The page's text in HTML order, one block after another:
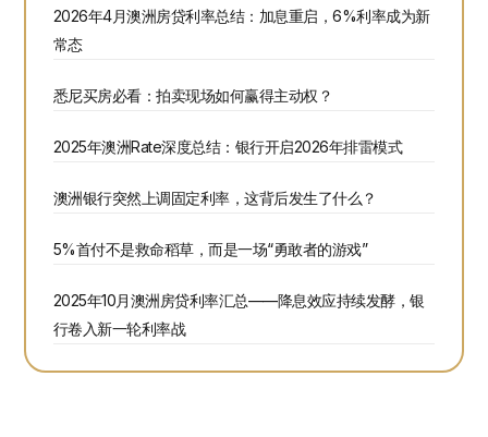
2026年4月澳洲房贷利率总结：加息重启，6%利率成为新
常态
悉尼买房必看：拍卖现场如何赢得主动权？
2025年澳洲Rate深度总结：银行开启2026年排雷模式
澳洲银行突然上调固定利率，这背后发生了什么？
5%首付不是救命稻草，而是一场“勇敢者的游戏”
2025年10月澳洲房贷利率汇总——降息效应持续发酵，银
行卷入新一轮利率战